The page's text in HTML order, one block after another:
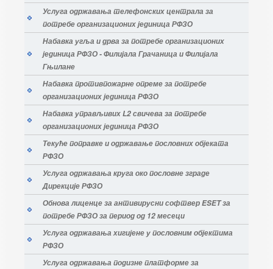
Услуга одржавања телефонских централа за
потребе организационих јединица РФЗО
Набавка угља и дрва за потребе организационих
јединица РФЗО - Филијала Грачаница и Филијала
Гњилане
Набавка противпожарне опреме за потребе
организационих јединица РФЗО
Набавка управљивих L2 свичева за потребе
организационих јединица РФЗО
Текуће поправке и одржавање пословних објеката
РФЗО
Услуга одржавања круга око пословне зграде
Дирекције РФЗО
Обнова лиценце за антивирусни софтвер ESET за
потребе РФЗО за период од 12 месеци
Услуга одржавања хигијене у пословним објектима
РФЗО
Услуга одржавања подизне платформе за